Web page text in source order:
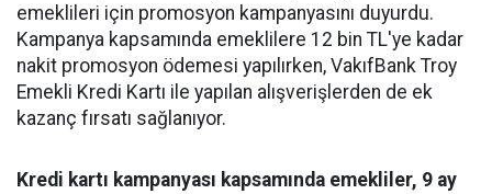
emeklileri için promosyon kampanyasını duyurdu.
Kampanya kapsamında emeklilere 12 bin TL'ye kadar
nakit promosyon ödemesi yapılırken, VakıfBank Troy
Emekli Kredi Kartı ile yapılan alışverişlerden de ek
kazanç fırsatı sağlanıyor.
Kredi kartı kampanyası kapsamında emekliler, 9 ay